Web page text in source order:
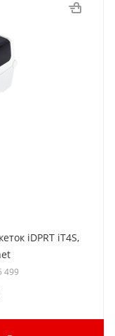
iDPRT iT4S,
499